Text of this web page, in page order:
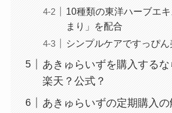
10種類の東洋ハーブエ
まり」を配合
シンプルケアですっぴ
あきゅらいずを購入するな
楽天？公式？
あきゅらいずの定期購入